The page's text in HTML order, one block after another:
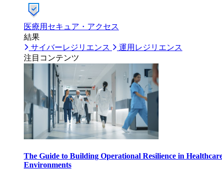
医療用セキュア・アクセス
結果
サイバーレジリエンス
運用レジリエンス
注目コンテンツ
The Guide to Building Operational Resilience in
Environments